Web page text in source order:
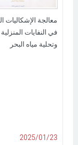
معالجة الإشكاليات
في النفايات
وتحلية مياه البحر
2025/01/23